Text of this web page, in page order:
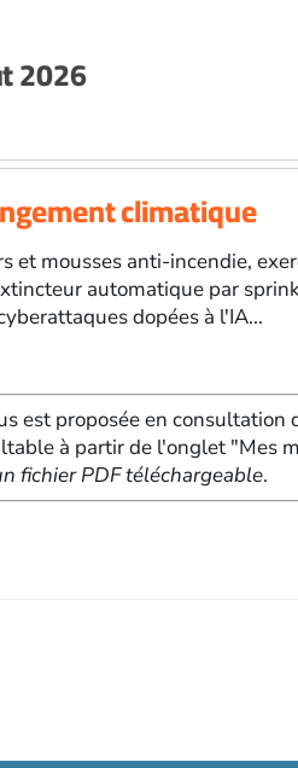
2026
climatique
mousses anti-incendie,
automatique par
dopées à l'IA...
est proposée en consultation
à partir de l'onglet "Mes
fichier PDF téléchargeable.